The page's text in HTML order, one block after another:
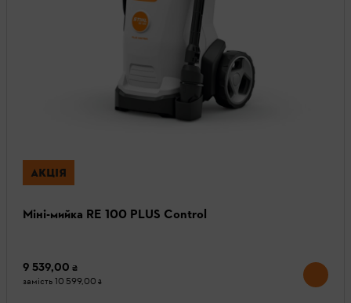
АКЦІЯ
Міні-мийка RE 100 PLUS Control
9 539,00 ₴
замість 10 599,00 ₴